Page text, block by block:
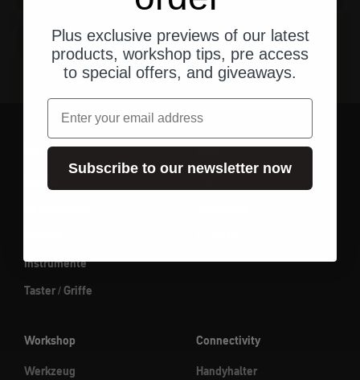
Parts
Instrumente
Taster / Griffe
Gear
Workshop
Werkzeug
Connectivity
Handyhalter
Plus exclusive previews of our latest
products, workshop tips, pre access
to special offers, and giveaways.
Email
Subscribe to our newsletter now